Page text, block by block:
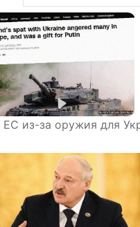
ЕС из-за оружия для